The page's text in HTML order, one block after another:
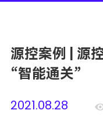
加入我们
源控案例 | 源
“智能通关”
2021.08.28